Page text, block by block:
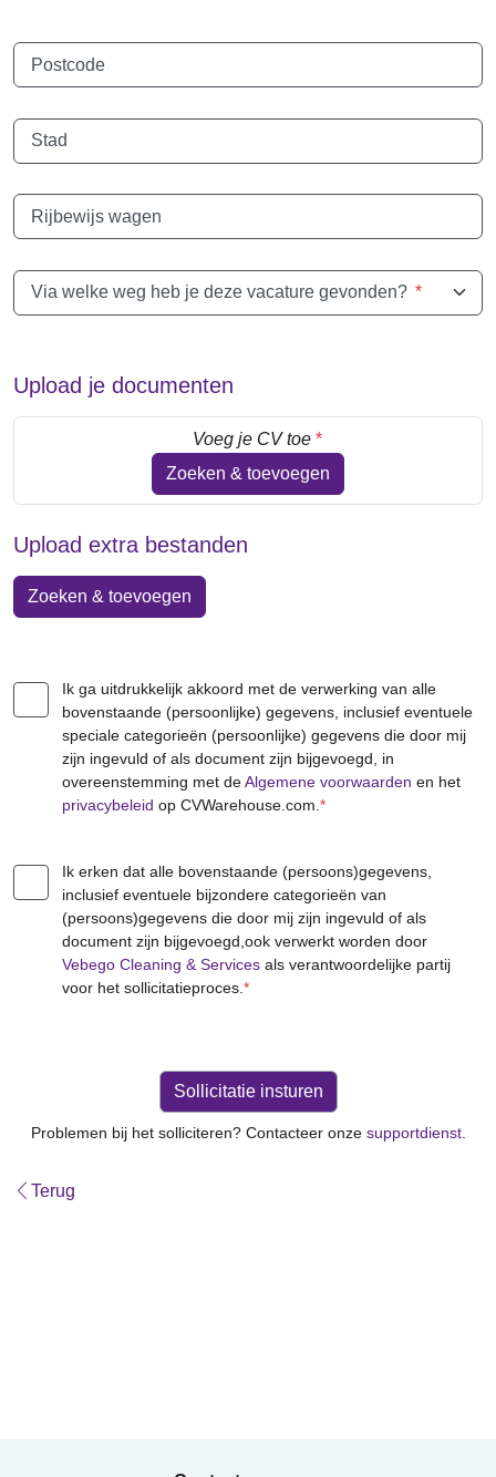
Postcode
Stad
Rijbewijs wagen
Via welke weg heb je deze vacature gevonden? *
Upload je documenten
Voeg je CV toe *
Zoeken & toevoegen
Upload extra bestanden
Zoeken & toevoegen
Ik ga uitdrukkelijk akkoord met de verwerking van alle
bovenstaande (persoonlijke) gegevens, inclusief eventuele
speciale categorieën (persoonlijke) gegevens die door mij
zijn ingevuld of als document zijn bijgevoegd, in
overeenstemming met deAlgemene voorwaarden en het
privacybeleid op CVWarehouse.com. *
Ik erken dat alle bovenstaande (persoons)gegevens,
inclusief eventuele bijzondere categorieën van
(persoons)gegevens die door mij zijn ingevuld of als
document zijn bijgevoegd,ook verwerkt worden door
Vebego Cleaning & Services als verantwoordelijke partij
voor het sollicitatieproces.*
Problemen bij het solliciteren? Contacteer onze supportdienst.
Terug